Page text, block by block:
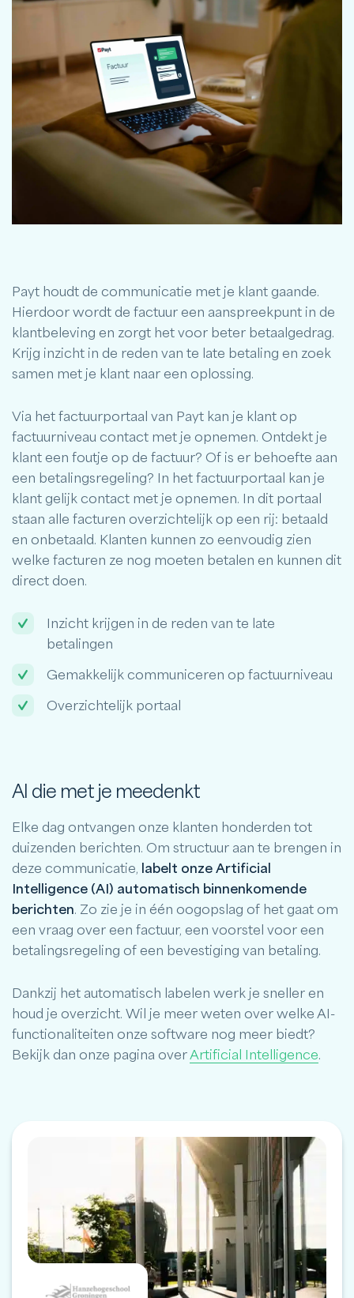
Payt houdt de communicatie met je klant gaande.
Hierdoor wordt de factuur een aanspreekpunt in de
klantbeleving en zorgt het voor beter betaalgedrag.
Krijg inzicht in de reden van te late betaling en zoek
samen met je klant naar een oplossing.
Via het factuurportaal van Payt kan je klant op
factuurniveau contact met je opnemen. Ontdekt je
klant een foutje op de factuur? Of is er behoefte aan
een betalingsregeling? In het factuurportaal kan je
klant gelijk contact met je opnemen. In dit portaal
staan alle facturen overzichtelijk op een rij: betaald
en onbetaald. Klanten kunnen zo eenvoudig zien
welke facturen ze nog moeten betalen en kunnen dit
direct doen.
Inzicht krijgen in de reden van te late
betalingen
Gemakkelijk communiceren op factuurniveau
Overzichtelijk portaal
AI die met je meedenkt
Elke dag ontvangen onze klanten honderden tot
duizenden berichten. Om structuur aan te brengen in
deze communicatie, labelt onze Artificial
Intelligence (AI) automatisch binnenkomende
berichten. Zo zie je in één oogopslag of het gaat om
een vraag over een factuur, een voorstel voor een
betalingsregeling of een bevestiging van betaling.
Dankzij het automatisch labelen werk je sneller en
houd je overzicht. Wil je meer weten over welke AI-
functionaliteiten onze software nog meer biedt?
Bekijk dan onze pagina overArtificial Intelligence.